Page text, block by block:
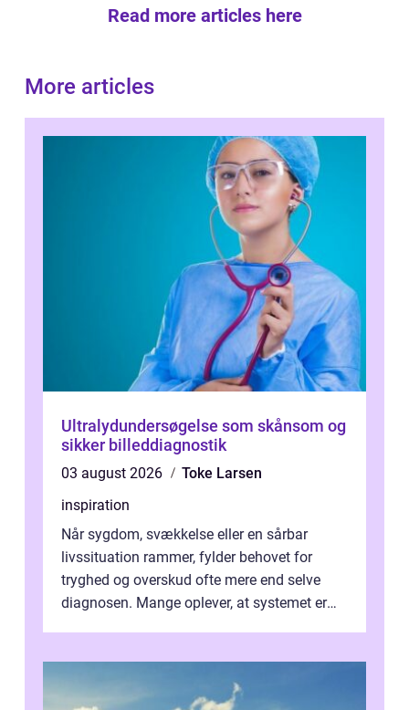
Read more articles here
More articles
Ultralydundersøgelse som skånsom og
sikker billeddiagnostik
03 august 2026
Toke Larsen
inspiration
Når sygdom, svækkelse eller en sårbar
livssituation rammer, fylder behovet for
tryghed og overskud ofte mere end selve
diagnosen. Mange oplever, at systemet er